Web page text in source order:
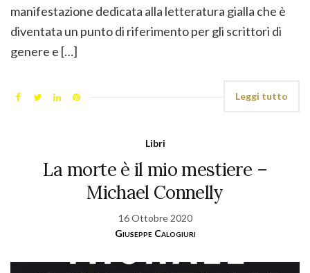
manifestazione dedicata alla letteratura gialla che è
diventata un punto di riferimento per gli scrittori di
genere e […]
Leggi tutto
Libri
La morte è il mio mestiere –
Michael Connelly
16 Ottobre 2020
Giuseppe Calogiuri